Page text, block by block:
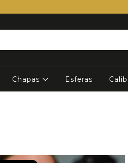
Chapas Esferas